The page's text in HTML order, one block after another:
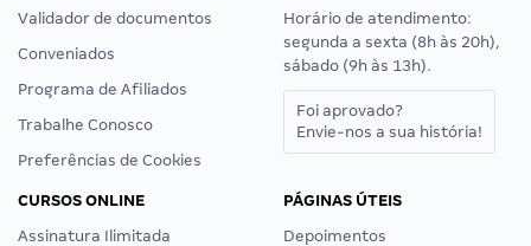
Validador de documentos
Conveniados
Programa de Afiliados
Trabalhe Conosco
Preferências de Cookies
Horário de atendimento:
segunda a sexta (8h às 20h),
sábado (9h às 13h).
Foi aprovado?
Envie-nos a sua história!
CURSOS ONLINE
Assinatura Ilimitada
PÁGINAS ÚTEIS
Depoimentos